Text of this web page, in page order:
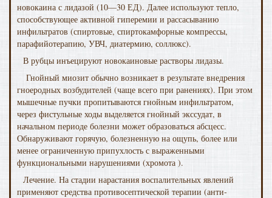
новокаина с лидазой (10—30 ЕД). Далее исполь­зуют тепло,
способствующее активной гиперемии и расса­сыванию
инфильтратов (спиртовые, спиртокамфорные комп­рессы,
парафийотерапию, УВЧ, диатермию, соллюкс).
В рубцы инъецируют новокаиновые растворы лидазы.
Гнойный миозит обычно возникает в результате внедрения
гноеродных возбудителей (чаще всего при ране­ниях). При этом
мышечные пучки пропитываются гнойным инфильтратом,
через фистульные ходы выделяется гнойный экссудат, в
начальном периоде болезни может образоваться абсцесс.
Обнаруживают горячую, болезненную на ощупь, более или
менее ограниченную припухлость с выраженными
функциональными нарушениями (хромота ).
Лечение. На стадии нарастания воспалительных явле­ний
применяют средства противосептической терапии (анти­